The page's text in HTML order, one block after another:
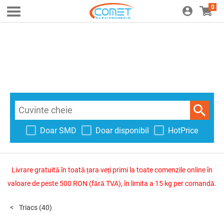
0
Doar SMD Doar disponibil HotPrice
Livrare gratuită în toată țara veți primi la toate comenzile online în
valoare de peste 500 RON (fără TVA), în limita a 15 kg per comandă.
Triacs (40)